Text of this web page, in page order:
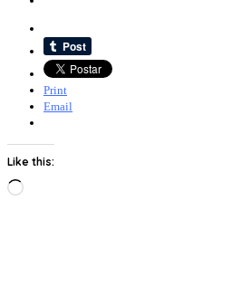
Print
Email
Like this:
Loading…